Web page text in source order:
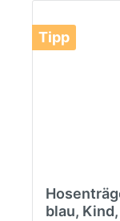
Tipp
blau,